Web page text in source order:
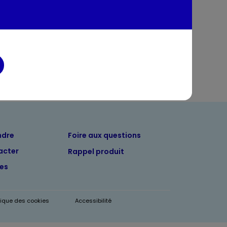
Foire aux questions
Rappel produit
des cookies Accessibilité